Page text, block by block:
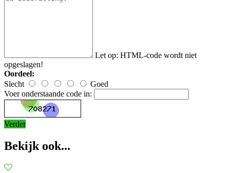
Let op: HTML-code wordt niet
opgeslagen!
Oordeel:
Slecht
Goed
Voer onderstaande code in:
Verder
Bekijk ook...